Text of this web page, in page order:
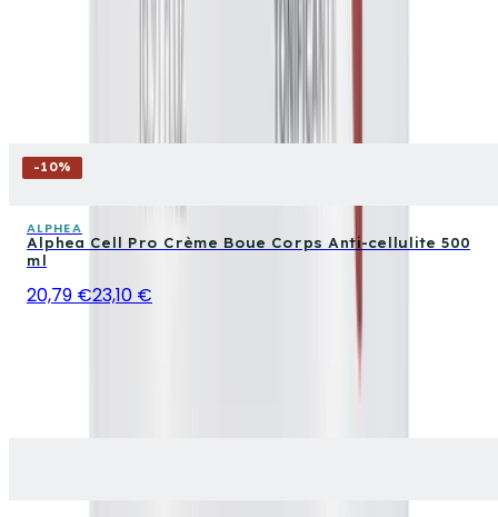
-10%
ALPHEA
Alphea Cell Pro Crème Boue Corps Anti-cellulite 500
ml
20,79 €23,10 €